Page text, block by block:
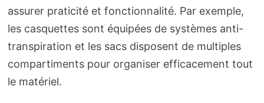
assurer praticité et fonctionnalité. Par exemple,
les casquettes sont équipées de systèmes anti-
transpiration et les sacs disposent de multiples
compartiments pour organiser efficacement tout
le matériel.